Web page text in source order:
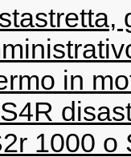
in
S4R
1000 o